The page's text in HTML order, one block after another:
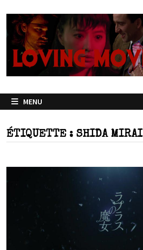
contenu
MENU
ÉTIQUETTE : SHIDA MIRAI